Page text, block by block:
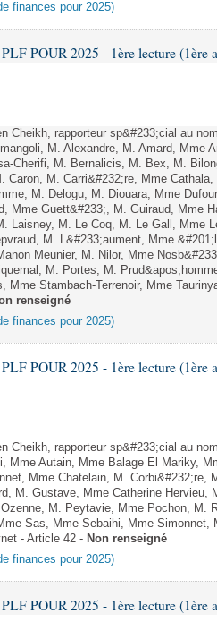
finances pour 2025)
POUR 2025 - 1ère lecture (1ère
Cheikh, rapporteur sp&#233;cial au
M. Alexandre, M. Amard, Mme
Cherifi, M. Bernalicis, M. Bex, M.
Caron, M. Carri&#232;re, Mme
M. Delogu, M. Diouara, Mme
Mme Guett&#233;, M. Guiraud, Mme
Laisney, M. Le Coq, M. Le Gall, Mme
M. L&#233;aument, Mme
Meunier, M. Nilor, Mme
M. Portes, M.
Mme Stambach-Terrenoir, Mme
renseigné
finances pour 2025)
POUR 2025 - 1ère lecture (1ère
Cheikh, rapporteur sp&#233;cial au
Mme Autain, Mme Balage El Mariky,
Mme Chatelain, M. Corbi&#232;re,
M. Gustave, Mme Catherine Hervieu,
M. Peytavie, Mme Pochon, M.
Sas, Mme Sebaihi, Mme Simonnet,
- Article 42 - Non renseigné
finances pour 2025)
POUR 2025 - 1ère lecture (1ère